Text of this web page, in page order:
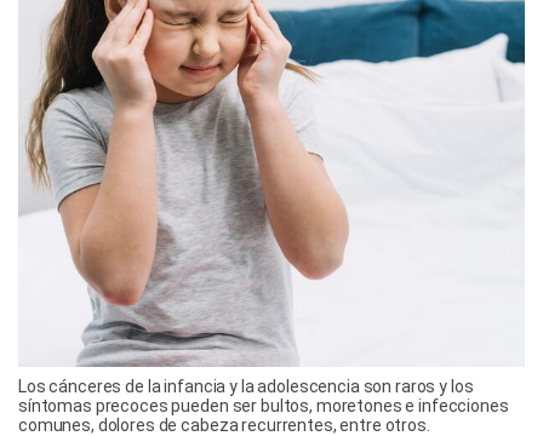
Los cánceres de la infancia y la adolescencia son raros y los
síntomas precoces pueden ser bultos, moretones e infecciones
comunes, dolores de cabeza recurrentes, entre otros.